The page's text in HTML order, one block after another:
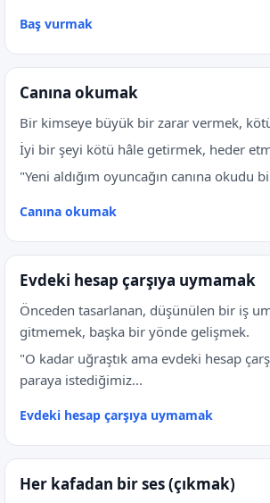
Baş vurmak
Canına okumak
Bir kimseye büyük bir zarar vermek,
İyi bir şeyi kötü hâle getirmek, heder
"Yeni aldığım oyuncağın canına okudu
Canına okumak
Evdeki hesap çarşıya uymamak
Önceden tasarlanan, düşünülen bir iş
gitmemek, başka bir yönde gelişmek.
"O kadar uğraştık ama evdeki hesap
paraya istediğimiz...
Evdeki hesap çarşıya uymamak
Her kafadan bir ses (çıkmak)